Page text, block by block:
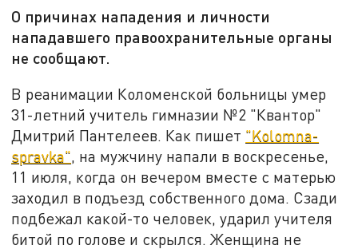
О причинах нападения и личности
нападавшего правоохранительные органы
не сообщают.
В реанимации Коломенской больницы умер
31-летний учитель гимназии №2 "Квантор"
Дмитрий Пантелеев. Как пишет "Kolomna-
spravka", на мужчину напали в воскресенье,
11 июля, когда он вечером вместе с матерью
заходил в подъезд собственного дома. Сзади
подбежал какой-то человек, ударил учителя
битой по голове и скрылся. Женщина не